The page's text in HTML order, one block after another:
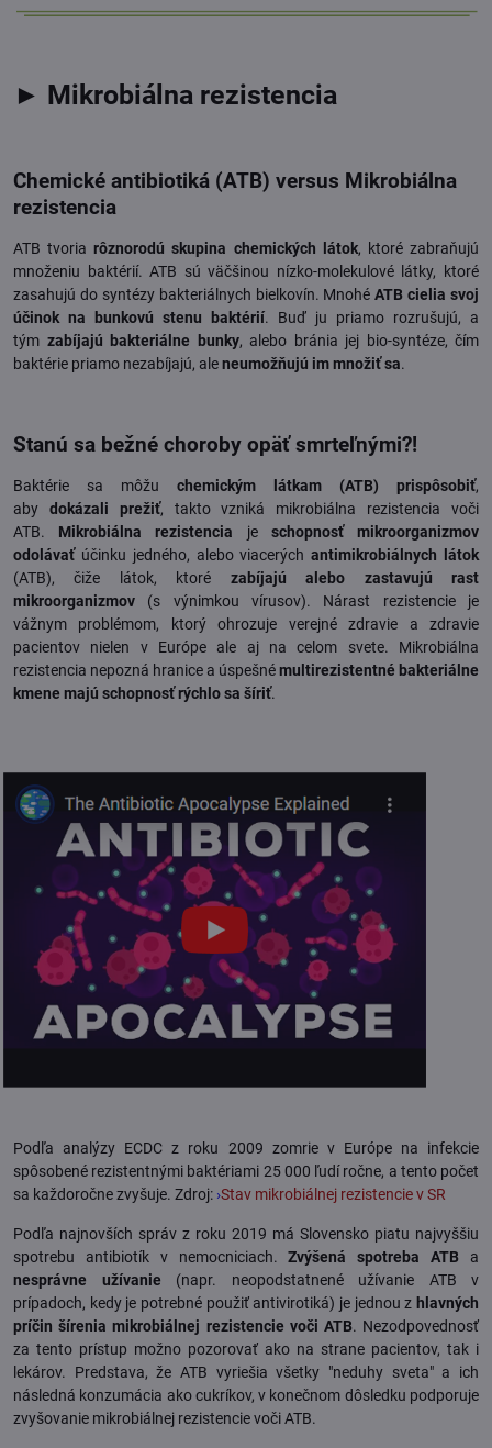
► Mikrobiálna rezistencia
Chemické antibiotiká (ATB) versus Mikrobiálna
rezistencia
ATB tvoriarôznorodú skupina chemických látok, ktoré zabraňujú
množeniu baktérií. ATB sú väčšinou nízko-molekulové látky, ktoré
zasahujú do syntézy bakteriálnych bielkovín. MnohéATB cielia svoj
účinok na bunkovú stenu baktérií. Buď ju priamo rozrušujú, a
tým zabíjajú bakteriálne bunky, alebo bránia jej bio-syntéze, čím
baktérie priamo nezabíjajú, aleneumožňujú im množiť sa.
Stanú sa bežné choroby opäť smrteľnými?!
Baktérie sa môžu chemickým látkam (ATB) prispôsobiť,
aby dokázali prežiť, takto vzniká mikrobiálna rezistencia voči
ATB. Mikrobiálna rezistencia je schopnosť mikroorganizmov
odolávaťúčinku jedného, alebo viacerýchantimikrobiálnych látok
(ATB), čiže látok, ktoré zabíjajú alebo zastavujú rast
mikroorganizmov (s výnimkou vírusov). Nárast rezistencie je
vážnym problémom, ktorý ohrozuje verejné zdravie a zdravie
pacientov nielen v Európe ale aj na celom svete. Mikrobiálna
rezistencia nepozná hranice a úspešnémultirezistentné bakteriálne
kmene majú schopnosť rýchlo sa šíriť.
Podľa analýzy ECDC z roku 2009 zomrie v Európe na infekcie
spôsobené rezistentnými baktériami 25 000 ľudí ročne, a tento počet
sa každoročne zvyšuje. Zdroj: ›Stav mikrobiálnej rezistencie v SR
Podľa najnovších správ z roku 2019 má Slovensko piatu najvyššiu
spotrebu antibiotík v nemocniciach.Zvýšená spotreba ATB a
nesprávne užívanie (napr. neopodstatnené užívanie ATB v
prípadoch, kedy je potrebné použiť antivirotiká) je jednou z hlavných
príčin šírenia mikrobiálnej rezistencie voči ATB. Nezodpovednosť
za tento prístup možno pozorovať ako na strane pacientov, tak i
lekárov. Predstava, že ATB vyriešia všetky "neduhy sveta" a ich
následná konzumácia ako cukríkov, v konečnom dôsledku podporuje
zvyšovanie mikrobiálnej rezistencie voči ATB.